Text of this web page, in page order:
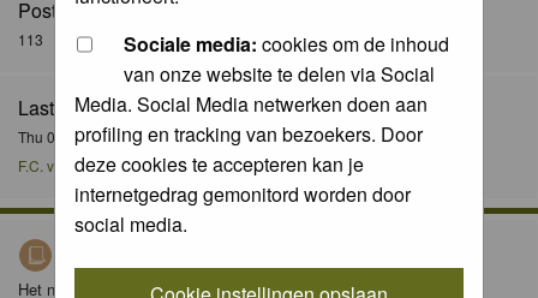
Sociale media: cookies om de inhoud
van onze website te delen via Social
Media. Social Media netwerken doen aan
profiling en tracking van bezoekers. Door
deze cookies te accepteren kan je
internetgedrag gemonitord worden door
social media.
Posts:
113
Last Post:
Thu 08 Dec 2016, 21:51
F.C. van der Horst
Het nieuws forum / The news forum